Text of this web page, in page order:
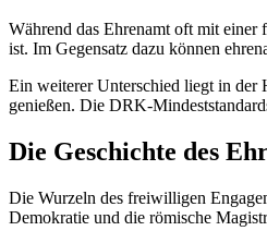
Während das Ehrenamt oft mit einer
ist. Im Gegensatz dazu können
Ein weiterer Unterschied liegt in der
genießen. Die DRK-
Die Geschichte des
Die Wurzeln des freiwilligen
Demokratie und die römische